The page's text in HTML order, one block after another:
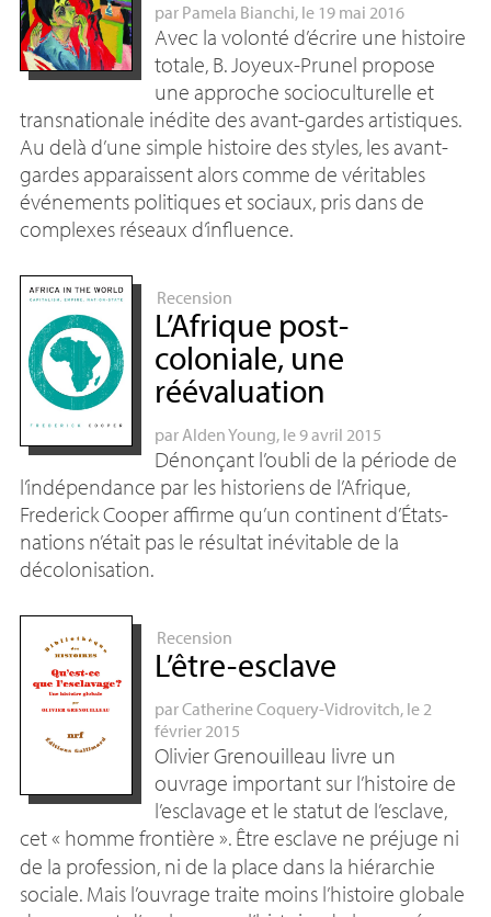
par Pamela Bianchi, le 19 mai 2016
Avec la volonté d’écrire une histoire
totale, B. Joyeux-Prunel propose
une approche socioculturelle et
transnationale inédite des avant-gardes artistiques.
Au delà d’une simple histoire des styles, les avant-
gardes apparaissent alors comme de véritables
événements politiques et sociaux, pris dans de
complexes réseaux d’influence.
Recension
L’Afrique post-
coloniale, une
réévaluation
parAlden Young, le 9 avril 2015
Dénonçant l’oubli de la période de
l’indépendance par les historiens de l’Afrique,
Frederick Cooper affirme qu’un continent d’États-
nations n’était pas le résultat inévitable de la
décolonisation.
Recension
L’être-esclave
parCatherine Coquery-Vidrovitch, le 2
février 2015
Olivier Grenouilleau livre un
ouvrage important sur l’histoire de
l’esclavage et le statut de l’esclave,
cet « homme frontière ». Être esclave ne préjuge ni
de la profession, ni de la place dans la hiérarchie
sociale. Mais l’ouvrage traite moins l’histoire globale